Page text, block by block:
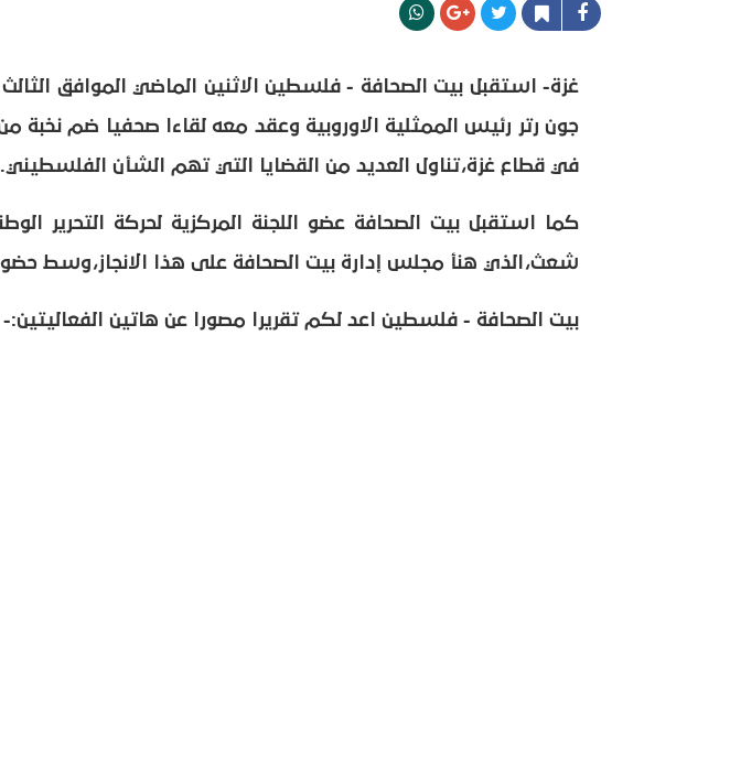
جون رتر رئيس الممثلية الاوروبية وعقد معه لقاءا صحفيا ضم نخبة
في قطاع غزة،تناول العديد من القضايا التي تهم الشأن الفلسطيني.
كما استقبل بيت الصحافة عضو اللجنة المركزية لحركة التحرير
شعث،الذي هنأ مجلس إدارة بيت الصحافة على هذا الانجاز،وسط
بيت الصحافة - فلسطين اعد لكم تقريرا مصورا عن هاتين الفعاليتين:-